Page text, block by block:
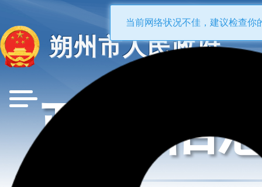
朔州市人民政府
政府信
当前网络状况不佳，建议检查你